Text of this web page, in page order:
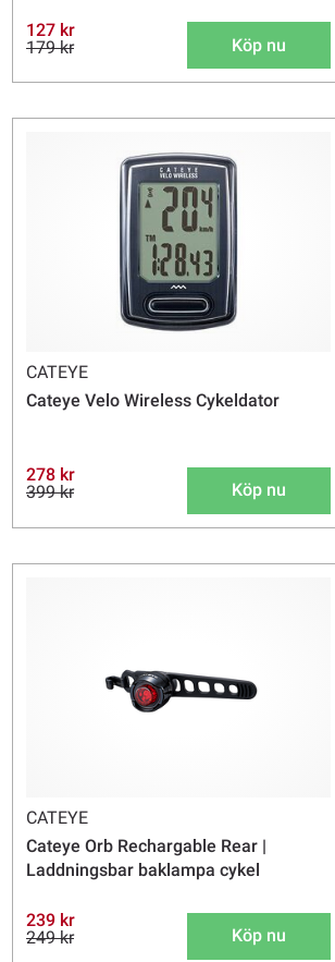
127 kr
179 kr
Köp nu
CATEYE
Cateye Velo Wireless Cykeldator
278 kr
399 kr
Köp nu
CATEYE
Cateye Orb Rechargable Rear |
Laddningsbar baklampa cykel
239 kr
249 kr
Köp nu